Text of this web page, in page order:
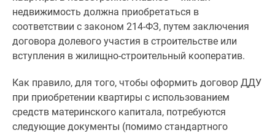
недвижимость должна приобретаться в
соответствии с законом 214-ФЗ, путем заключения
договора долевого участия в строительстве или
вступления в жилищно-строительный кооператив.
Как правило, для того, чтобы оформить договор ДДУ
при приобретении квартиры с использованием
средств материнского капитала, потребуются
следующие документы (помимо стандартного